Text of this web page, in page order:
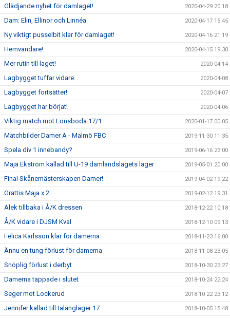
Glädjande nyhet för damlaget! 2020-04-29 20:18
Dam: Elin, Ellinor och Linnéa 2020-04-17 15:45
Ny viktigt pusselbit klar för damlaget! 2020-04-16 21:19
Hemvändare! 2020-04-15 19:30
Mer rutin till laget! 2020-04-14
Lagbygget tuffar vidare. 2020-04-08
Lagbygget fortsätter! 2020-04-07
Lagbygget har börjat! 2020-04-06
Viktig match mot Lönsboda 17/1 2020-01-17 00:05
Matchbilder Damer A - Malmö FBC 2019-11-30 11:35
Spela div 1 innebandy? 2019-06-16 23:00
Maja Ekström kallad till U-19 damlandslagets läger 2019-05-01 20:00
Final Skånemästerskapen Damer! 2019-04-02 19:22
Grattis Maja x 2 2019-02-12 19:31
Alek tillbaka i Å/K dressen 2018-12-22 10:18
Å/K vidare i DJSM Kval 2018-12-10 09:13
Felica Karlsson klar för damerna 2018-11-23 16:00
Ännu en tung förlust för damerna 2018-11-08 23:05
Snöplig förlust i derbyt 2018-10-30 23:27
Damerna tappade i slutet 2018-10-24 22:24
Seger mot Lockerud 2018-10-22 23:12
Jennifer kallad till talangläger 17 2018-10-05 15:48